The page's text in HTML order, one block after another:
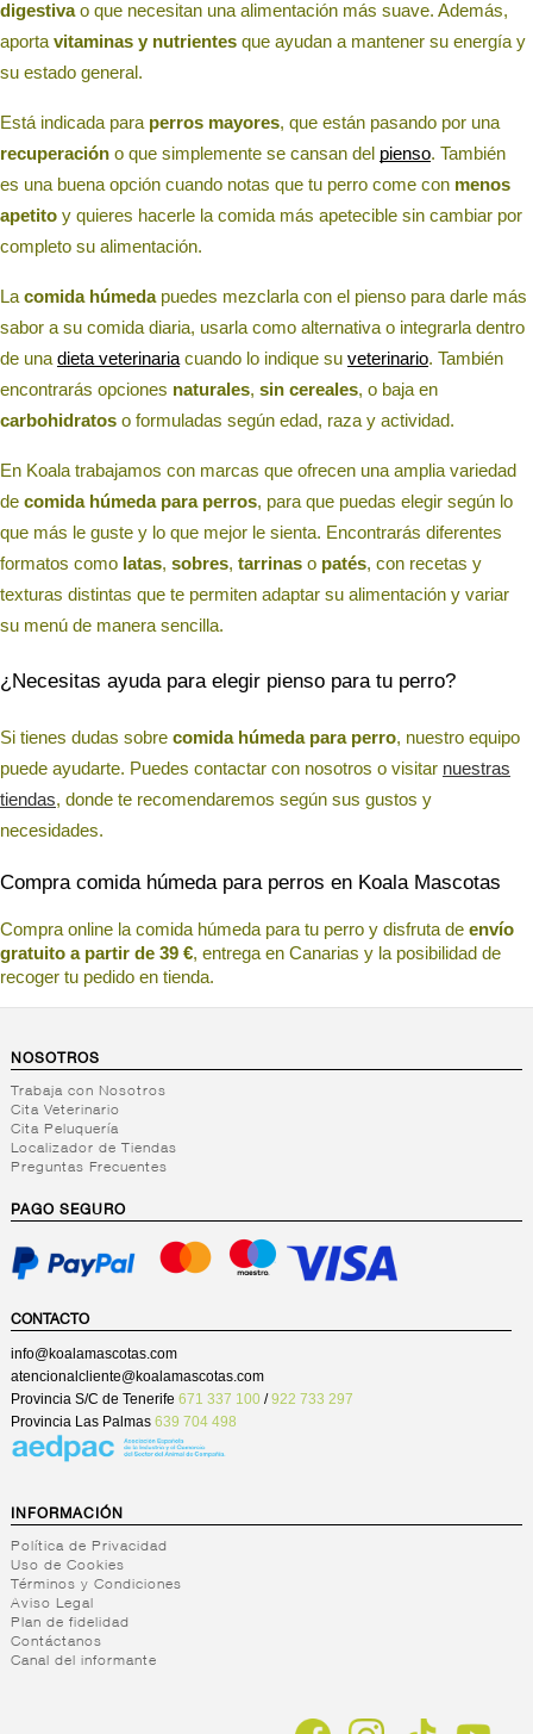
digestivao que necesitan una alimentación más suave. Además,
aporta vitaminas y nutrientes que ayudan a mantener su energía y
su estado general.
Está indicada para perros mayores, que están pasando por una
recuperación o que simplemente se cansan del pienso. También
es una buena opción cuando notas que tu perro come con menos
apetito y quieres hacerle la comida más apetecible sin cambiar por
completo su alimentación.
La comida húmeda puedes mezclarla con el pienso para darle más
sabor a su comida diaria, usarla como alternativa o integrarla dentro
de una dieta veterinaria cuando lo indique su veterinario. También
encontrarás opciones naturales, sin cereales, o baja en
carbohidratos o formuladas según edad, raza y actividad.
En Koala trabajamos con marcas que ofrecen una amplia variedad
de comida húmeda para perros, para que puedas elegir según lo
que más le guste y lo que mejor le sienta. Encontrarás diferentes
formatos como latas, sobres, tarrinas o patés, con recetas y
texturas distintas que te permiten adaptar su alimentación y variar
su menú de manera sencilla.
¿Necesitas ayuda para elegir pienso para tu perro?
Si tienes dudas sobre comida húmeda para perro, nuestro equipo
puede ayudarte. Puedes contactar con nosotros o visitar nuestras
tiendas, donde te recomendaremos según sus gustos y
necesidades.
Compra comida húmeda para perros en Koala Mascotas
Compra online la comida húmeda para tu perro y disfruta de envío
gratuito a partir de 39 €, entrega en Canarias y la posibilidad de
recoger tu pedido en tienda.
NOSOTROS
Trabaja con Nosotros
Cita Veterinario
Cita Peluquería
Localizador de Tiendas
Preguntas Frecuentes
PAGO SEGURO
CONTACTO
info@koalamascotas.com
atencionalcliente@koalamascotas.com
Provincia S/C de Tenerife 671 337 100/922 733 297
Provincia Las Palmas 639 704 498
INFORMACIÓN
Política de Privacidad
Uso de Cookies
Términos y Condiciones
Aviso Legal
Plan de fidelidad
Contáctanos
Canal del informante